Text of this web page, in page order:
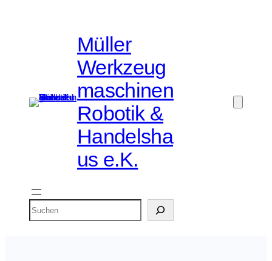
Müller
Werkzeug
maschinen
Robotik &
Handelsha
us e.K.
Suchen